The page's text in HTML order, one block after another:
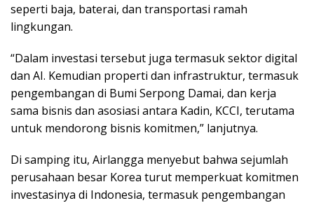
seperti baja, baterai, dan transportasi ramah
lingkungan.
“Dalam investasi tersebut juga termasuk sektor digital
dan AI. Kemudian properti dan infrastruktur, termasuk
pengembangan di Bumi Serpong Damai, dan kerja
sama bisnis dan asosiasi antara Kadin, KCCI, terutama
untuk mendorong bisnis komitmen,” lanjutnya.
Di samping itu, Airlangga menyebut bahwa sejumlah
perusahaan besar Korea turut memperkuat komitmen
investasinya di Indonesia, termasuk pengembangan